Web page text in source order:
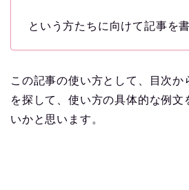
という方たちに向けて記事を
この記事の使い方として、目次か
を探して、使い方の具体的な例文
いかと思います。